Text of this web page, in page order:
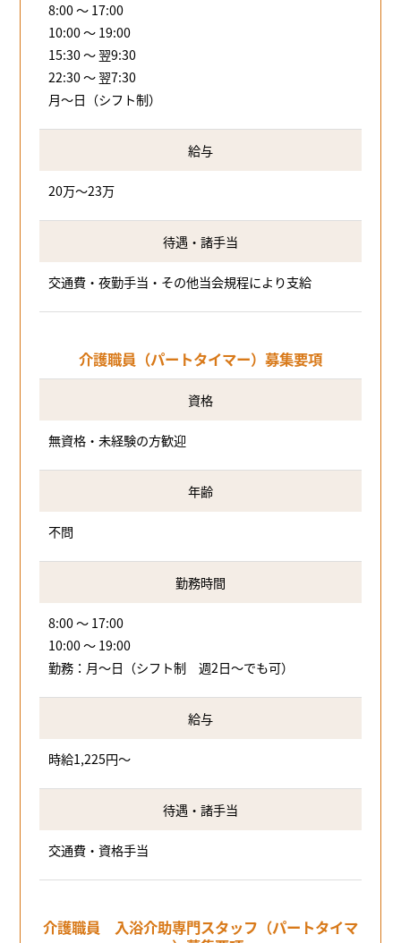
8:00 ～ 17:00
10:00 ～ 19:00
15:30 ～ 翌9:30
22:30 ～ 翌7:30
月～日（シフト制）
給与
20万～23万
待遇・諸手当
交通費・夜勤手当・その他当会規程により支給
介護職員（パートタイマー）募集要項
資格
無資格・未経験の方歓迎
年齢
不問
勤務時間
8:00 ～ 17:00
10:00 ～ 19:00
勤務：月～日（シフト制 週2日～でも可）
給与
時給1,225円～
待遇・諸手当
交通費・資格手当
介護職員 入浴介助専門スタッフ（パートタイマ